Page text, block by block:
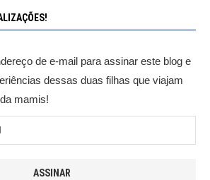
de e-mail para assinar este blog e
dessas duas filhas que viajam
mamis!
ASSINAR